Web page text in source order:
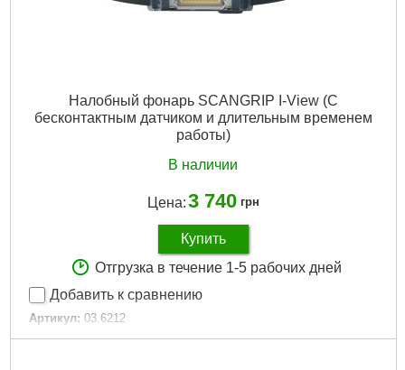
Налобный фонарь SCANGRIP I-View (С
бесконтактным датчиком и длительным временем
работы)
В наличии
Цена:3 740 грн
Купить
Отгрузка в течение 1-5 рабочих дней
Добавить к сравнению
Артикул: 03.6212
Код товара: 30.49.64